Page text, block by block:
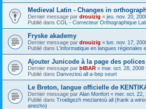
Medieval Latin - Changes in
Dernier message par drouizig « jeu. nov. 20,
Publié dans COL - Correcteur Orthographique
Fryske akademy
Dernier message par drouizig « lun. nov. 17,
Publié dans L'informatique en langues régionales
Ajouter Junicode à la page des
Dernier message par bIBAR « mar. oct. 28, 2008
Publié dans Danvezioù all a-bep seurt
Le Breton, langue officielle de
Dernier message par Alan Monfort « mer. oct. 22,
Publié dans Troidigezh meziantoù all (frank a
anezho)